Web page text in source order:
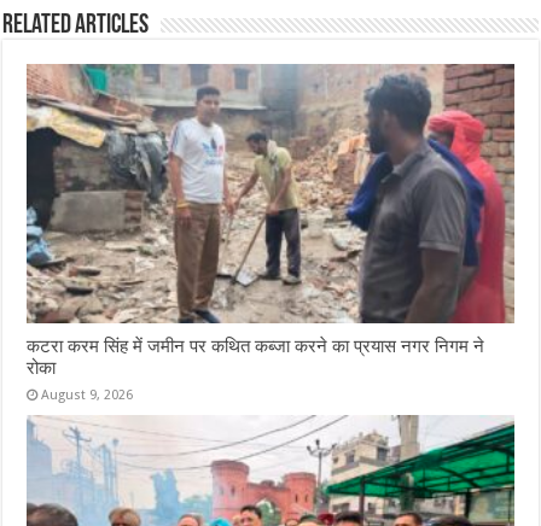
Related Articles
कटरा करम सिंह में जमीन पर कथित कब्जा करने का प्रयास नगर निगम ने
रोका
August 9, 2026